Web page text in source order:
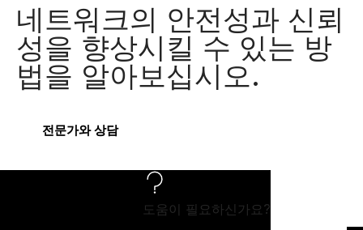
네트워크의 안전성과 신뢰
성을 향상시킬 수 있는 방
법을 알아보십시오.
전문가와 상담
도움이 필요하신가요?